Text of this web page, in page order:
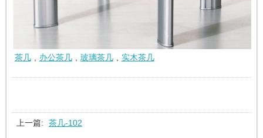
茶几 办公茶几 玻璃茶几 实木茶几
上一篇: 茶几-102